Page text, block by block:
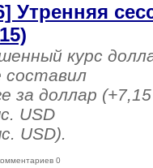
Утренняя
курс
составил
за доллар
USD
USD).
0